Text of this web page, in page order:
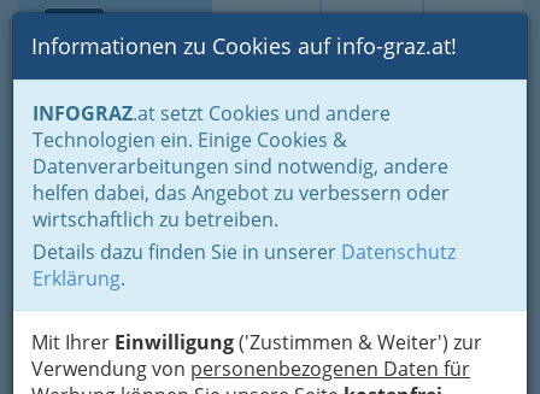
Suche Login Toggle
Informationen zu Cookies auf info-graz.at!
INFOGRAZ.at setzt Cookies und andere
Technologien ein. Einige Cookies &
Datenverarbeitungen sind notwendig, andere
helfen dabei, das Angebot zu verbessern oder
wirtschaftlich zu betreiben.
Details dazu finden Sie in unserer Datenschutz
Erklärung.
Mit Ihrer Einwilligung('Zustimmen & Weiter') zur
Verwendung von personenbezogenen Daten für
Home Branchen
Gewerbe, Handwerk, Banken
Information und Consulting
Buch- & Medienwirtschaft - Bücher, Zeitungen, Verlage
Schulbuchhandel
dbv Druck-Beratungs- und
Verlagsgesellschaft m.b.H.
Geidorfgürtel 20, 8010 Graz